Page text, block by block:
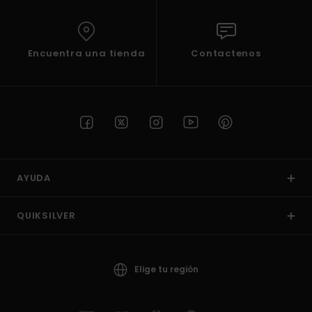
Encuentra una tienda Contactenos
AYUDA
QUIKSILVER
Elige tu región